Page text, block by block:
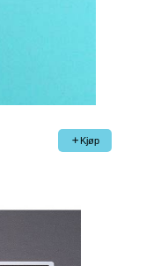
Kjøp